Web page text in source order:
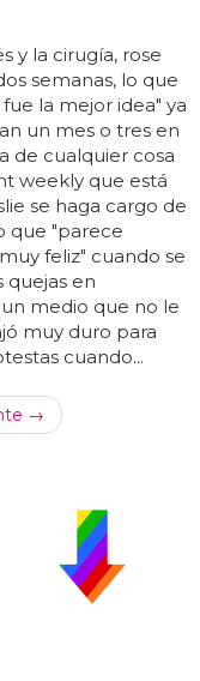
y la cirugía, rose
semanas, lo que
la mejor idea" ya
un mes o tres en
de cualquier cosa
weekly que está
se haga cargo de
que "parece
feliz" cuando se
quejas en
medio que no le
muy duro para
cuando...
→